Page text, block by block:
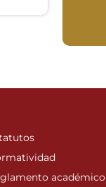
académico